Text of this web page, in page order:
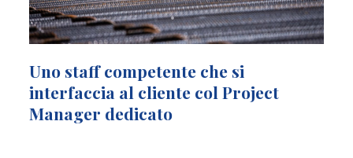
Uno staff competente che si
interfaccia al cliente col Project
Manager dedicato